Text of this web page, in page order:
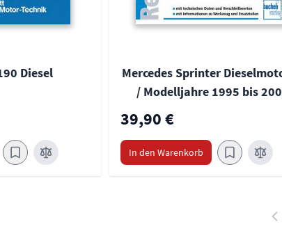
Diesel
Mercedes Sprinter
/ Modelljahre 1995 bis
39,90 €
In den Warenkorb